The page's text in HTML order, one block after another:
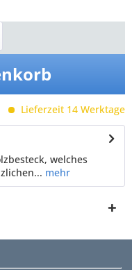
Lieferzeit 14 Werktage
welches
mehr